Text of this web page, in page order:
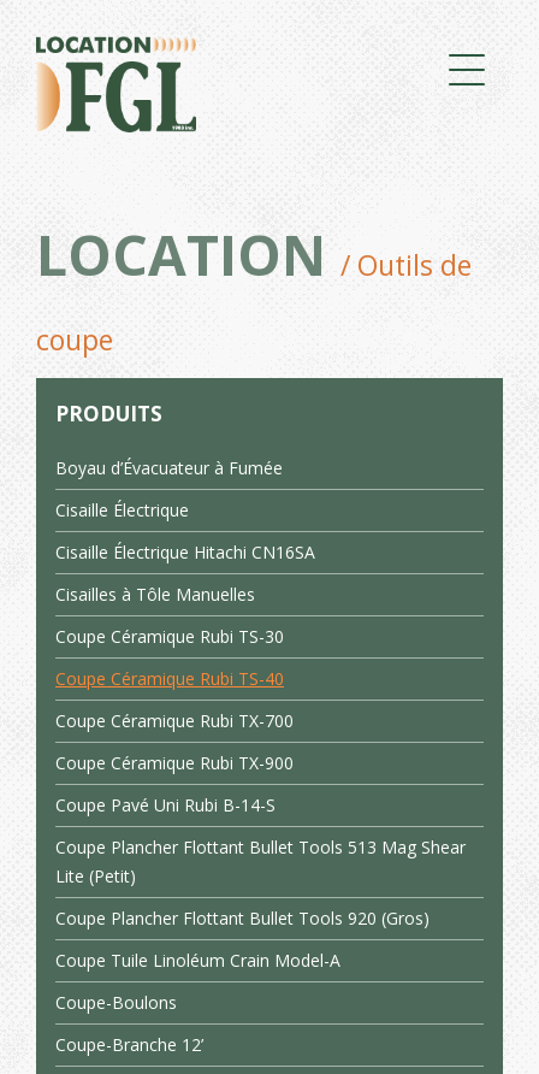
LOCATION / Outils de
coupe
PRODUITS
Boyau d’Évacuateur à Fumée
Cisaille Électrique
Cisaille Électrique Hitachi CN16SA
Cisailles à Tôle Manuelles
Coupe Céramique Rubi TS-30
Coupe Céramique Rubi TS-40
Coupe Céramique Rubi TX-700
Coupe Céramique Rubi TX-900
Coupe Pavé Uni Rubi B-14-S
Coupe Plancher Flottant Bullet Tools 513 Mag Shear
Lite (Petit)
Coupe Plancher Flottant Bullet Tools 920 (Gros)
Coupe Tuile Linoléum Crain Model-A
Coupe-Boulons
Coupe-Branche 12’